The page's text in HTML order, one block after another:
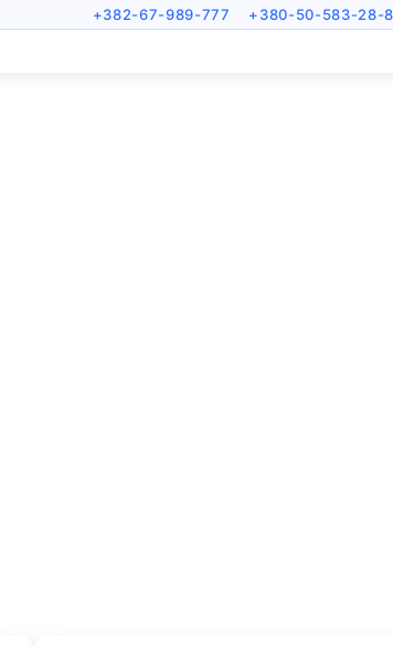
+382-67-989-777 +380-50-583-28-